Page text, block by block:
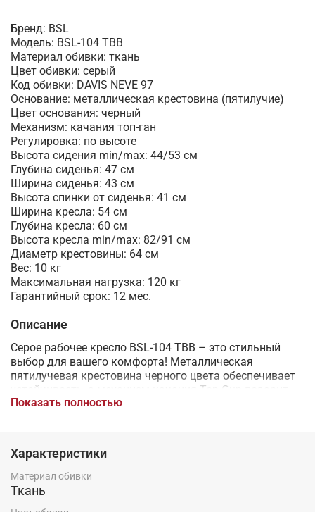
Бренд: BSL
Модель: BSL-104 TBB
Материал обивки: ткань
Цвет обивки: серый
Код обивки: DAVIS NEVE 97
Основание: металлическая крестовина (пятилучие)
Цвет основания: черный
Механизм: качания топ-ган
Регулировка: по высоте
Высота сидения min/max: 44/53 см
Глубина сиденья: 47 см
Ширина сиденья: 43 см
Высота спинки от сиденья: 41 см
Ширина кресла: 54 см
Глубина кресла: 60 см
Высота кресла min/max: 82/91 см
Диаметр крестовины: 64 см
Вес: 10 кг
Максимальная нагрузка: 120 кг
Гарантийный срок: 12 мес.
Описание
Серое рабочее кресло BSL-104 TBB – это стильный
выбор для вашего комфорта! Металлическая
пятилучевая крестовина черного цвета обеспечивает
устойчивость, а механизм качания Top-Gun подарит
свободу движений. Регулируемая высота сидения
работы. Эксклюзивная ткань подчеркивает
элегантность модели. Дизайн, воплощающий удобство
и стиль!
Показать полностью
Характеристики
Материал обивки
Ткань